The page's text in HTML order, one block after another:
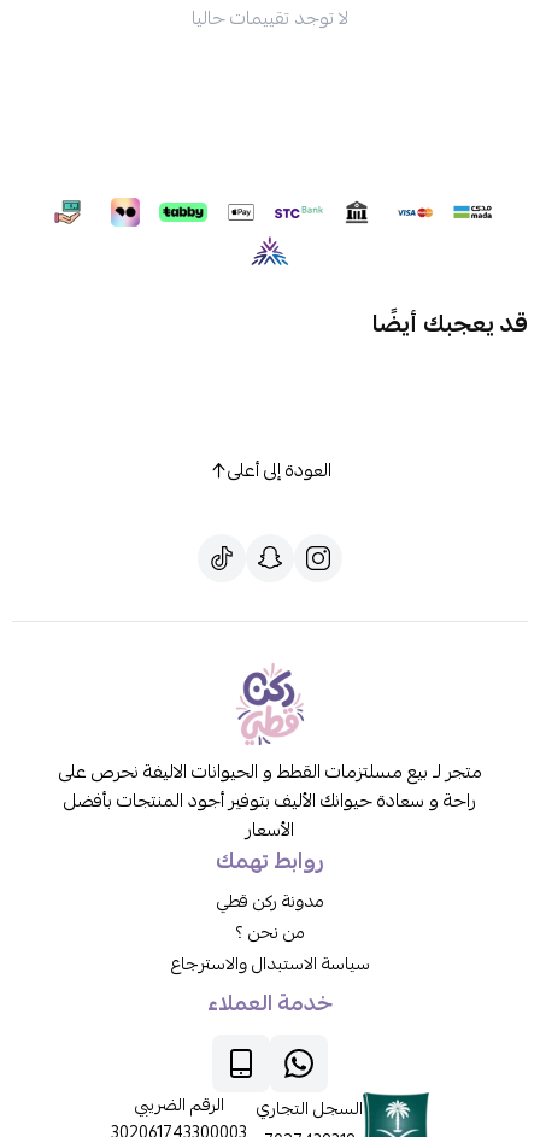
لا توجد تقييمات حاليا
قد يعجبك أيضًا
العودة إلى أعلى
متجر لـ بيع مسلتزمات القطط و الحيوانات الاليفة نحرص على
راحة و سعادة حيوانك الأليف بتوفير أجود المنتجات بأفضل
الأسعار
روابط تهمك
مدونة ركن قطي
من نحن ؟
سياسة الاستبدال والاسترجاع
خدمة العملاء
السجل التجاري
الرقم الضريبي